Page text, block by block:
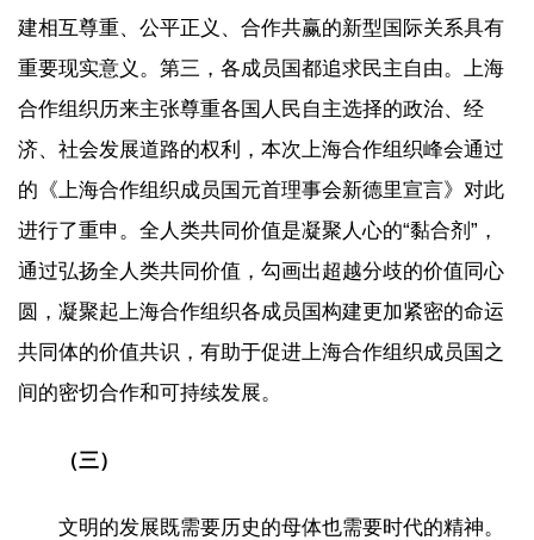
建相互尊重、公平正义、合作共赢的新型国际关系具有
重要现实意义。第三，各成员国都追求民主自由。上海
合作组织历来主张尊重各国人民自主选择的政治、经
济、社会发展道路的权利，本次上海合作组织峰会通过
的《上海合作组织成员国元首理事会新德里宣言》对此
进行了重申。全人类共同价值是凝聚人心的“黏合剂”，
通过弘扬全人类共同价值，勾画出超越分歧的价值同心
圆，凝聚起上海合作组织各成员国构建更加紧密的命运
共同体的价值共识，有助于促进上海合作组织成员国之
间的密切合作和可持续发展。
（三）
文明的发展既需要历史的母体也需要时代的精神。